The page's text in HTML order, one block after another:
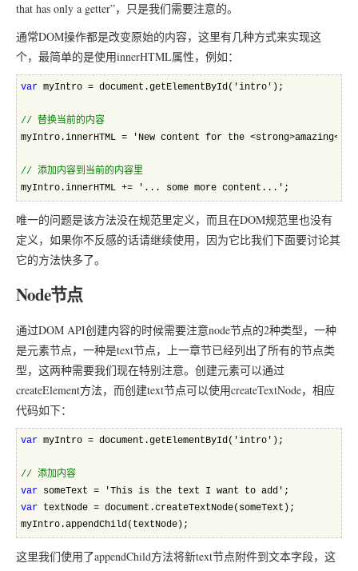
that has only a getter”，只是我们需要注意的。
通常DOM操作都是改变原始的内容，这里有几种方式来实现这
个，最简单的是使用innerHTML属性，例如：
var myIntro = document.getElementById('intro');
// 替换当前的内容
myIntro.innerHTML = 'New content for the
// 添加内容到当前的内容里
myIntro.innerHTML += '... some more content...';
唯一的问题是该方法没在规范里定义，而且在DOM规范里也没有
定义，如果你不反感的话请继续使用，因为它比我们下面要讨论其
它的方法快多了。
Node节点
通过DOM API创建内容的时候需要注意node节点的2种类型，一种
是元素节点，一种是text节点，上一章节已经列出了所有的节点类
型，这两种需要我们现在特别注意。创建元素可以通过
createElement方法，而创建text节点可以使用createTextNode，相应
代码如下：
var myIntro = document.getElementById('intro');
// 添加内容
var someText = 'This is the text I want to add';
var textNode = document.createTextNode(someText);
myIntro.appendChild(textNode);
这里我们使用了appendChild方法将新text节点附件到文本字段，这